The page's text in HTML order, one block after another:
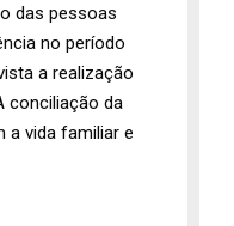
das pessoas
no período
a realização
conciliação da
a vida familiar e